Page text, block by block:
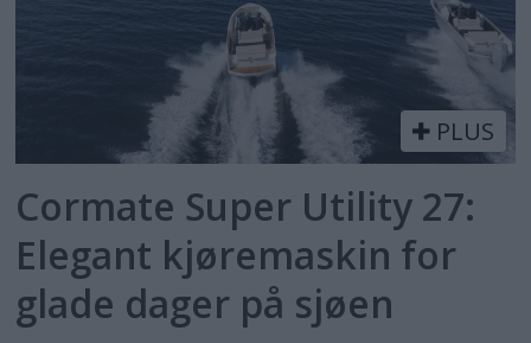
PLUS
Cormate Super Utility 27:
Elegant kjøremaskin for
glade dager på sjøen